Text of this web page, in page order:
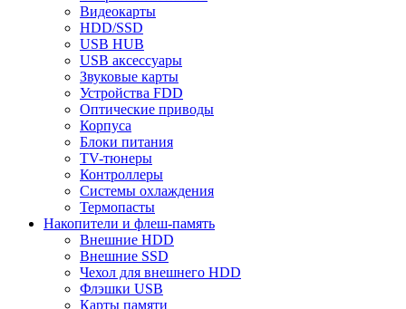
Видеокарты
HDD/SSD
USB HUB
USB аксессуары
Звуковые карты
Устройства FDD
Оптические приводы
Корпуса
Блоки питания
TV-тюнеры
Контроллеры
Системы охлаждения
Термопасты
Накопители и флеш-память
Внешние HDD
Внешние SSD
Чехол для внешнего HDD
Флэшки USB
Карты памяти